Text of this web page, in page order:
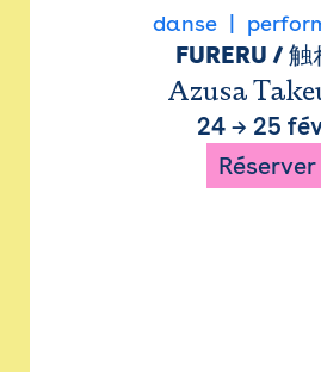
danse
FURERU / 触
Azusa
24→ 25
Réserver